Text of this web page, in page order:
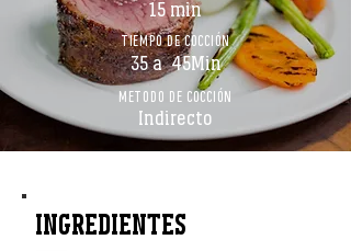
15 min
TIEMPO DE COCCIÓN
35 a 45Min
METODO DE COCCIÓN
Indirecto
INGREDIENTES